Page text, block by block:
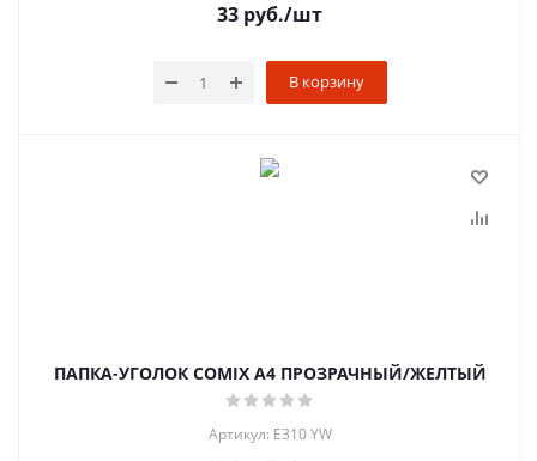
33 руб./шт
В корзину
ПАПКА-УГОЛОК COMIX A4 ПРОЗРАЧНЫЙ/ЖЕЛТЫЙ
Артикул: E310 YW